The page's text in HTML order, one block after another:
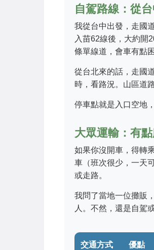
自駕路線：從
我從台中出發，走國
入苗62線後，大約開
條單線道，會車有點
從台北來的話，走國
時，看路況。山區道
停車點就是入口空地
大眾運輸：有
如果你沒開車，得轉
車（班次很少，一天
或走路。
我問了當地一位攤販
人。不然，還是自駕
交通方式 優點